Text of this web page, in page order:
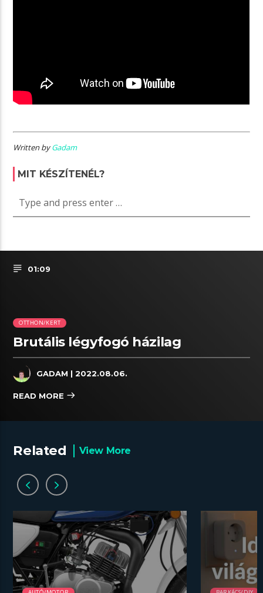
Written byGadam
MIT KÉSZÍTENÉL?
01:09
OTTHON/KERT
Brutális légyfogó házilag
GADAM | 2022.08.06.
READ MORE
Related View More